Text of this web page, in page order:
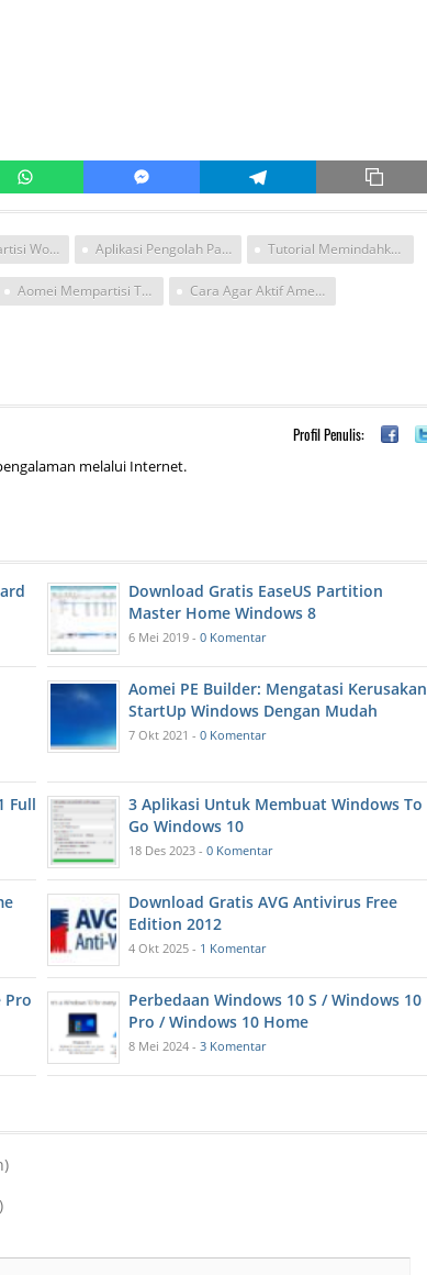
Cara Buat Partisi Wondows Denagn Aomei Partitiom Asisstant Profesional Edition Aplikasi Pengolah Partisi Windows Tutorial Memindahkan Dengan Aomei
Aomei Mempartisi Tanpa Cara Agar Aktif Ameoi Partition
Profil Penulis:
melalui Internet.
Download Gratis EaseUS Partition
Master Home Windows 8
6 Mei 2019 -0 Komentar
Aomei PE Builder: Mengatasi Kerusakan
StartUp Windows Dengan Mudah
7 Okt 2021 -0 Komentar
Full
3 Aplikasi Untuk Membuat Windows To
Go Windows 10
18 Des 2023 -0 Komentar
Download Gratis AVG Antivirus Free
Edition 2012
4 Okt 2025 - 1 Komentar
Pro
Perbedaan Windows 10 S / Windows 10
Pro / Windows 10 Home
8 Mei 2024 -3 Komentar